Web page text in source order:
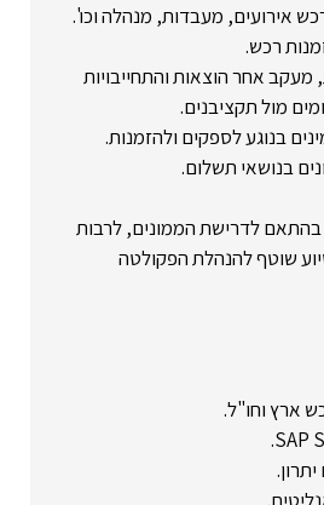
אירועים, מעבדות, מנהלה וכו'.
רכש.
אחר הוצאות והתחייבויות
מול תקציבנים.
בנוגע לספקים ולהזמנות.
בנושאי תשלום.
בהתאם לדרישת הממונים, לרבות
שוטף להנהלת הפקולטה
ארץ וחו"ל.